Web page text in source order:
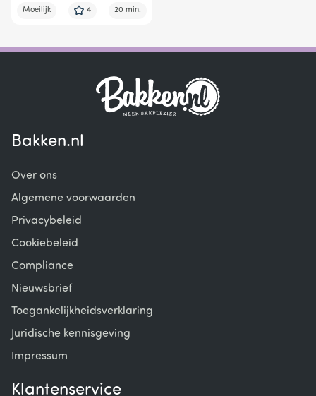
Moeilijk 4 20 min.
Bakken.nl
Over ons
Algemene voorwaarden
Privacybeleid
Cookiebeleid
Compliance
Nieuwsbrief
Toegankelijkheidsverklaring
Juridische kennisgeving
Impressum
Klantenservice